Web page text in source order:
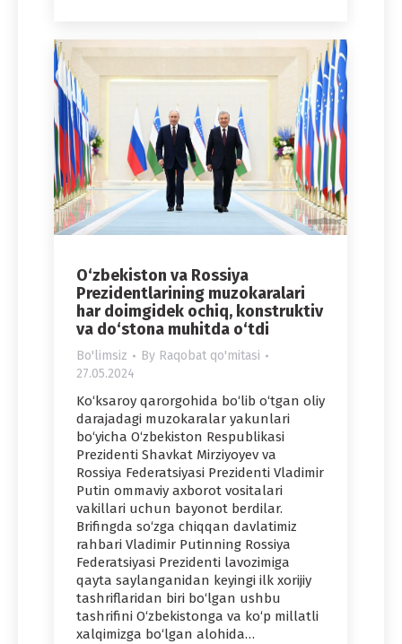
O‘zbekiston va Rossiya
Prezidentlarining muzokaralari
har doimgidek ochiq, konstruktiv
va do‘stona muhitda o‘tdi
Bo'limsiz By Raqobat qo'mitasi
27.05.2024
Ko‘ksaroy qarorgohida bo‘lib o‘tgan oliy
darajadagi muzokaralar yakunlari
bo‘yicha O‘zbekiston Respublikasi
Prezidenti Shavkat Mirziyoyev va
Rossiya Federatsiyasi Prezidenti Vladimir
Putin ommaviy axborot vositalari
vakillari uchun bayonot berdilar.
Brifingda so‘zga chiqqan davlatimiz
rahbari Vladimir Putinning Rossiya
Federatsiyasi Prezidenti lavozimiga
qayta saylanganidan keyingi ilk xorijiy
tashriflaridan biri bo‘lgan ushbu
tashrifini O‘zbekistonga va ko‘p millatli
xalqimizga bo‘lgan alohida…